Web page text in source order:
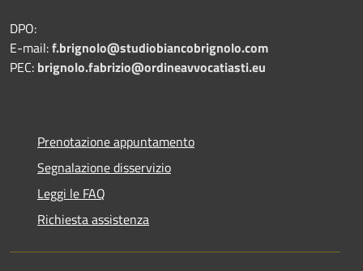
DPO:
E-mail:f.brignolo@studiobiancobrignolo.com
PEC: brignolo.fabrizio@ordineavvocatiasti.eu
Prenotazione appuntamento
Segnalazione disservizio
Leggi le FAQ
Richiesta assistenza